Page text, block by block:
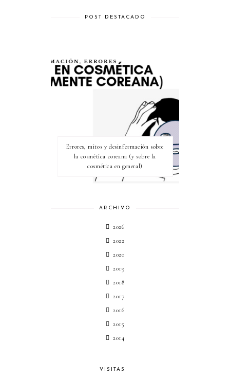
POST DESTACADO
Errores, mitos y desinformación sobre
la cosmética coreana (y sobre la
cosmética en general)
ARCHIVO
2026
2022
2020
2019
2018
2017
2016
2015
2014
VISITAS